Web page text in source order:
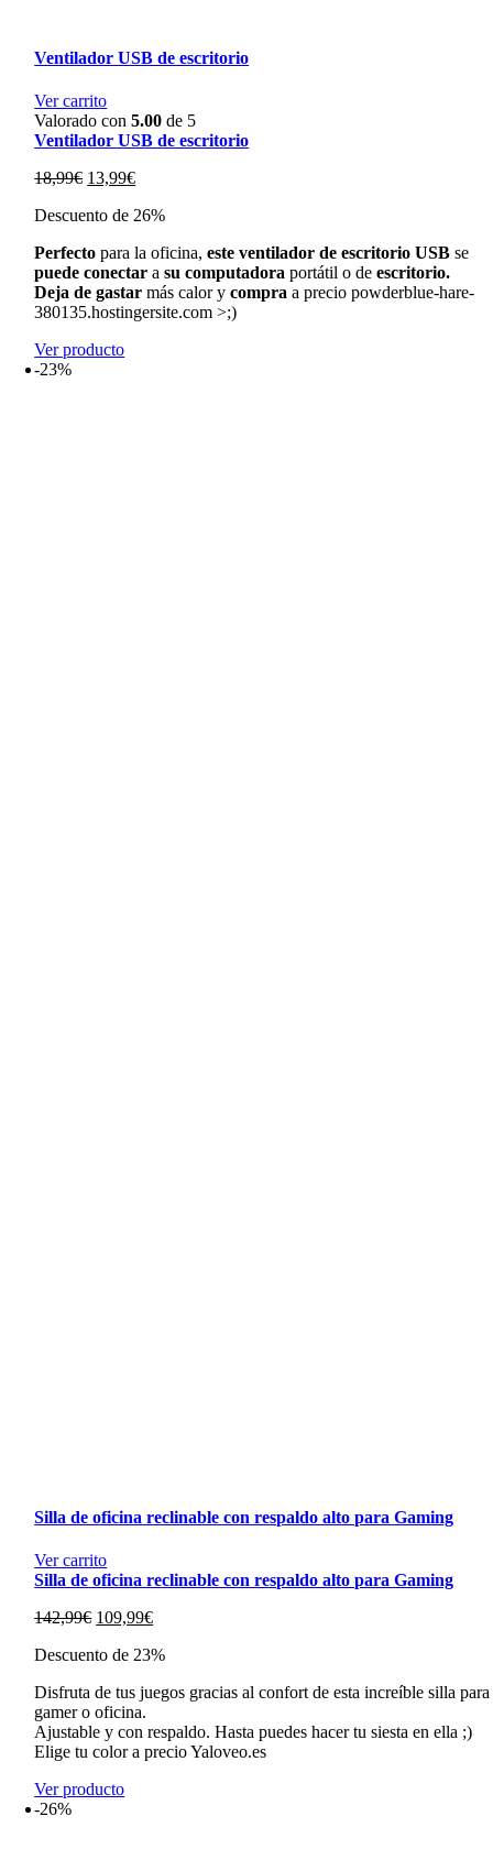
Ventilador USB de escritorio
Ver carrito
Valorado con5.00 de 5
Ventilador USB de escritorio
18,99€ El
original
18,99€.
13,99€El
actual
13,99€.
Descuento de 26%
Perfecto para la oficina,este ventilador de escritorio USB se
puede conectar asu computadora portátil o deescritorio.
Deja de gastar más calor ycompra a precio powderblue-hare-
380135.hostingersite.com >;)
Ver producto
-23%
Silla de oficina reclinable con respaldo alto para Gaming
Ver carrito
Silla de oficina reclinable con respaldo alto para Gaming
142,99€ El
original
142,99€.
109,99€El
actual
109,99€.
Descuento de 23%
Disfruta de tus juegos gracias al confort de esta increíble silla para
gamer o oficina.
Ajustable y con respaldo. Hasta puedes hacer tu siesta en ella ;)
Elige tu color a precio Yaloveo.es
Ver producto
-26%